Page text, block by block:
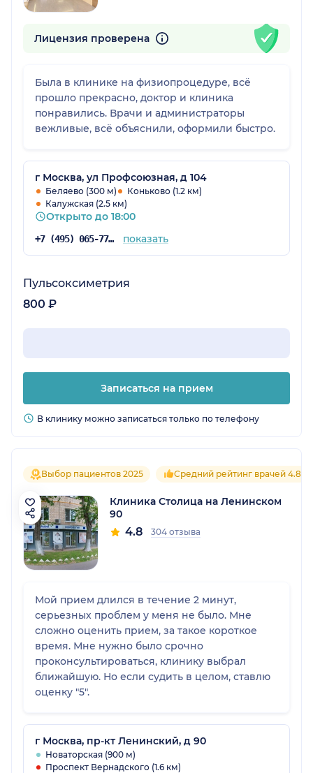
Лицензия проверена
Была в клинике на физиопроцедуре, всё
прошло прекрасно, доктор и клиника
понравились. Врачи и администраторы
вежливые, всё объяснили, оформили быстро.
г Москва, ул Профсоюзная, д 104
Беляево (300 м)
Коньково (1.2 км)
Калужская (2.5 км)
Открыто до 18:00
+7 (495) 065-77-81 показать
Пульсоксиметрия
800 ₽
Записаться на прием
В клинику можно записаться только по телефону
Выбор пациентов 2025 Средний рейтинг врачей 4.8
Клиника Столица на Ленинском
90
4.8 304 отзыва
Мой прием длился в течение 2 минут,
серьезных проблем у меня не было. Мне
сложно оценить прием, за такое короткое
время. Мне нужно было срочно
проконсультироваться, клинику выбрал
ближайшую. Но если судить в целом, ставлю
оценку "5".
г Москва, пр-кт Ленинский, д 90
Новаторская (900 м)
Проспект Вернадского (1.6 км)